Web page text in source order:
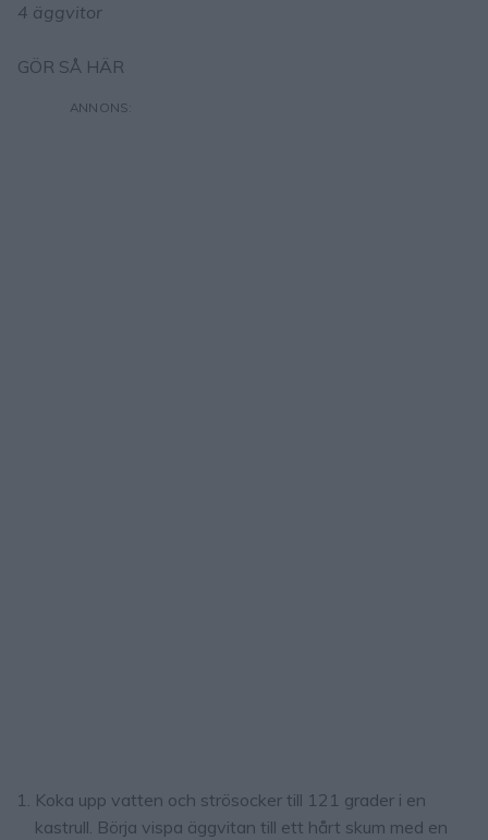
4 äggvitor
GÖR SÅ HÄR
Koka upp vatten och strösocker till 121 grader i en
kastrull. Börja vispa äggvitan till ett hårt skum med en